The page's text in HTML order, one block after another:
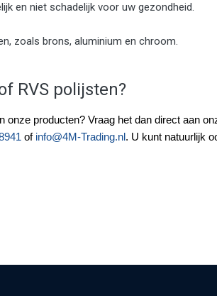
en niet schadelijk voor uw gezondheid.
zoals brons, aluminium en chroom.
RVS polijsten?
onze producten? Vraag het dan direct aan
of info@4M-Trading.nl. U kunt natuurlijk